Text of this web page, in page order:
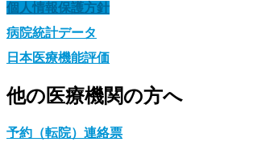
個人情報保護方針
病院統計データ
日本医療機能評価
他の医療機関の方へ
予約（転院）連絡票